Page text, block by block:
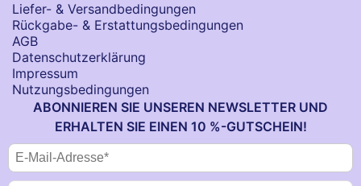
Liefer- & Versandbedingungen
Rückgabe- & Erstattungsbedingungen
AGB
Datenschutzerklärung
Impressum
Nutzungsbedingungen
ABONNIEREN SIE UNSEREN NEWSLETTER UND
ERHALTEN SIE EINEN 10 %-GUTSCHEIN!